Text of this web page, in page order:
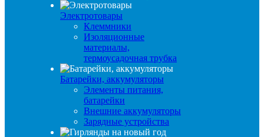
Электротовары
Клеммники
Изоляционные
материалы,
термоусадочная трубка
Батарейки, аккумуляторы
Элементы питания,
батарейки
Внешние аккумуляторы
Зарядные устройства